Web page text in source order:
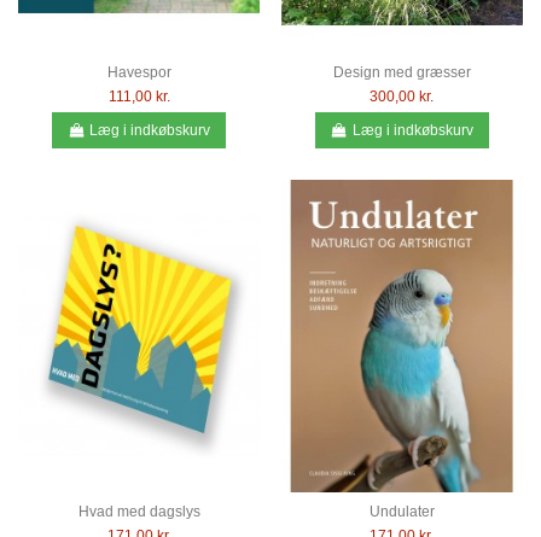
Havespor
111,00 kr.
Læg i indkøbskurv
Design med græsser
300,00 kr.
Læg i indkøbskurv
Hvad med dagslys
Undulater